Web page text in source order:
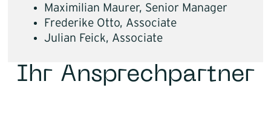
Maximilian Maurer, Senior Manager
Frederike Otto, Associate
Julian Feick, Associate
Ihr Ansprechpartner